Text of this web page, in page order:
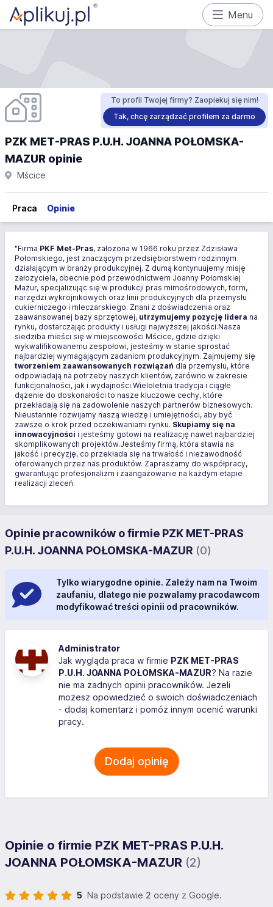
Menu
To profil Twojej firmy? Zaopiekuj się nim!
Tak, chcę zarządzać profilem za darmo
PZK MET-PRAS P.U.H. JOANNA POŁOMSKA-
MAZUR opinie
Mścice
Praca Opinie
"Firma PKF Met-Pras, założona w 1966 roku przez Zdzisława
Połomskiego, jest znaczącym przedsiębiorstwem rodzinnym
działającym w branży produkcyjnej. Z dumą kontynuujemy misję
założyciela, obecnie pod przewodnictwem Joanny Połomskiej
Mazur, specjalizując się w produkcji pras mimośrodowych, form,
narzędzi wykrojnikowych oraz linii produkcyjnych dla przemysłu
cukierniczego i mleczarskiego. Znani z doświadczenia oraz
zaawansowanej bazy sprzętowej, utrzymujemy pozycję lidera na
rynku, dostarczając produkty i usługi najwyższej jakości.Nasza
siedziba mieści się w miejscowości Mścice, gdzie dzięki
wykwalifikowanemu zespołowi, jesteśmy w stanie sprostać
najbardziej wymagającym zadaniom produkcyjnym. Zajmujemy się
tworzeniem zaawansowanych rozwiązań dla przemysłu, które
odpowiadają na potrzeby naszych klientów, zarówno w zakresie
funkcjonalności, jak i wydajności.Wieloletnia tradycja i ciągłe
dążenie do doskonałości to nasze kluczowe cechy, które
przekładają się na zadowolenie naszych partnerów biznesowych.
Nieustannie rozwijamy naszą wiedzę i umiejętności, aby być
zawsze o krok przed oczekiwaniami rynku. Skupiamy się na
innowacyjności i jesteśmy gotowi na realizację nawet najbardziej
skomplikowanych projektów.Jesteśmy firmą, która stawia na
jakość i precyzję, co przekłada się na trwałość i niezawodność
oferowanych przez nas produktów. Zapraszamy do współpracy,
gwarantując profesjonalizm i zaangażowanie na każdym etapie
realizacji zleceń.
Opinie pracowników o firmie PZK MET-PRAS
P.U.H. JOANNA POŁOMSKA-MAZUR (0)
Tylko wiarygodne opinie. Zależy nam na Twoim
zaufaniu, dlatego nie pozwalamy pracodawcom
modyfikować treści opinii od pracowników.
Administrator
Jak wygląda praca w firmie PZK MET-PRAS
P.U.H. JOANNA POŁOMSKA-MAZUR? Na razie
nie ma żadnych opinii pracowników. Jeżeli
możesz opowiedzieć o swoich doświadczeniach
- dodaj komentarz i pomóż innym ocenić warunki
pracy.
Dodaj opinię
Opinie o firmie PZK MET-PRAS P.U.H.
JOANNA POŁOMSKA-MAZUR (2)
5 Na podstawie 2 oceny z Google.